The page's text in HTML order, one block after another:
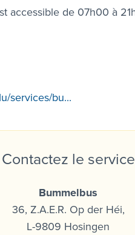
accessible de 07h00 à
services/bu...
Contactez le service
Bummelbus
36, Z.A.E.R. Op der Héi,
L-9809 Hosingen